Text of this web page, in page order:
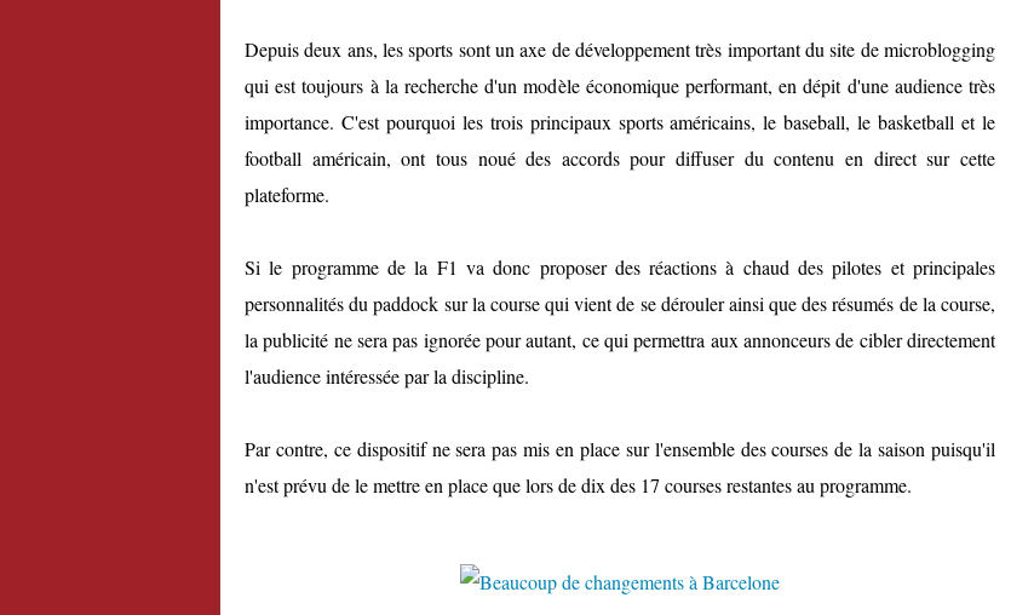
Depuis deux ans, les sports sont un axe de développement très important du site de microblogging
qui est toujours à la recherche d'un modèle économique performant, en dépit d'une audience très
importance. C'est pourquoi les trois principaux sports américains, le baseball, le basketball et le
football américain, ont tous noué des accords pour diffuser du contenu en direct sur cette
plateforme.
Si le programme de la F1 va donc proposer des réactions à chaud des pilotes et principales
personnalités du paddock sur la course qui vient de se dérouler ainsi que des résumés de la course,
la publicité ne sera pas ignorée pour autant, ce qui permettra aux annonceurs de cibler directement
l'audience intéressée par la discipline.
Par contre, ce dispositif ne sera pas mis en place sur l'ensemble des courses de la saison puisqu'il
n'est prévu de le mettre en place que lors de dix des 17 courses restantes au programme.